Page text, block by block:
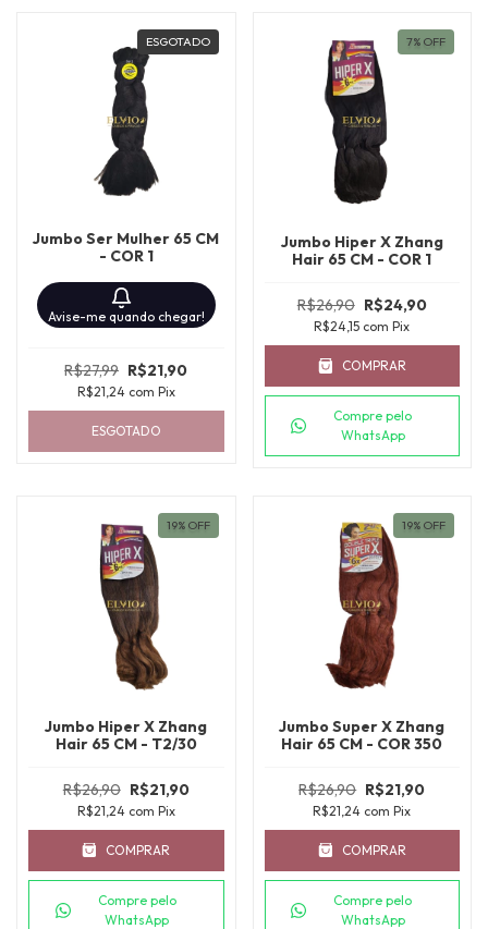
ESGOTADO
Jumbo Ser Mulher 65 CM
- COR 1
Avise-me quando chegar!
R$27,99 R$21,90
R$21,24 com Pix
ESGOTADO
7% OFF
Jumbo Hiper X Zhang
Hair 65 CM - COR 1
R$26,90 R$24,90
R$24,15 com Pix
COMPRAR
Compre pelo
WhatsApp
19% OFF
Jumbo Hiper X Zhang
Hair 65 CM - T2/30
R$26,90 R$21,90
R$21,24 com Pix
COMPRAR
Compre pelo
WhatsApp
19% OFF
Jumbo Super X Zhang
Hair 65 CM - COR 350
R$26,90 R$21,90
R$21,24 com Pix
COMPRAR
Compre pelo
WhatsApp